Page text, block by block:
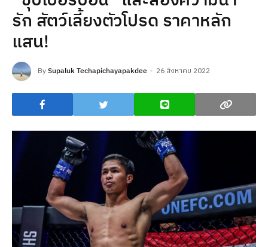
รัก สัตว์เลี้ยงตัวโปรด ราคาหลัก
แสน!
BySupaluk Techapichayapakdee 26 สิงหาคม 2022